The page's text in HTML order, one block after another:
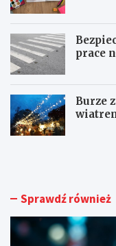
prace
Burze
O
E
E
N
S
r Sprawdź również